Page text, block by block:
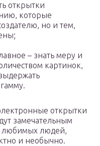
открытки
которые
но и тем,
– знать меру и
картинок,
открытки
замечательным
любимых людей,
и необычно.